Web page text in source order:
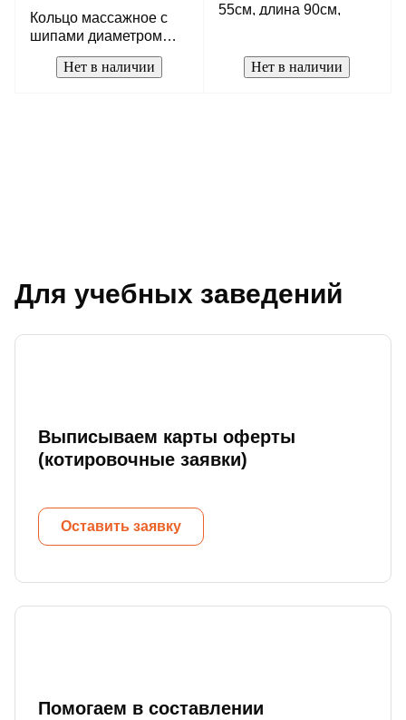
Кольцо массажное с
шипами диаметром
170мм
Нет в наличии
55см, длина 90см,
Нет в наличии
Для учебных заведений
Выписываем карты оферты
(котировочные заявки)
Оставить заявку
Помогаем в составлении